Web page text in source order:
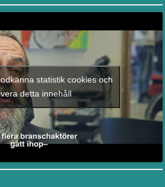
statistik cookies och
detta innehåll